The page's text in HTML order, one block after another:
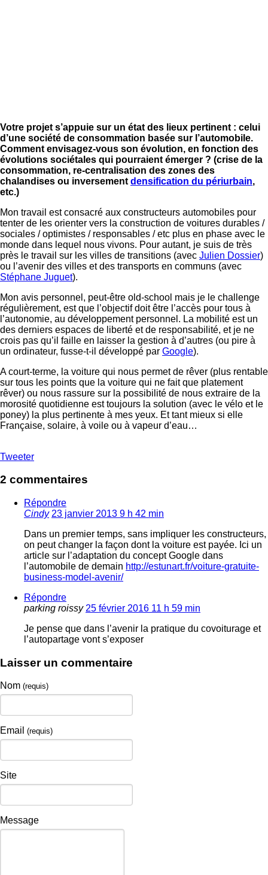
Votre projet s’appuie sur un état des lieux pertinent : celui
d’une société de consommation basée sur l’automobile.
Comment envisagez-vous son évolution, en fonction des
évolutions sociétales qui pourraient émerger ? (crise de la
consommation, re-centralisation des zones des
chalandises ou inversement densification du périurbain,
etc.)
Mon travail est consacré aux constructeurs automobiles pour
tenter de les orienter vers la construction de voitures durables /
sociales / optimistes / responsables / etc plus en phase avec le
monde dans lequel nous vivons. Pour autant, je suis de très
près le travail sur les villes de transitions (avec Julien Dossier)
ou l’avenir des villes et des transports en communs (avec
Stéphane Juguet).
Mon avis personnel, peut-être old-school mais je le challenge
régulièrement, est que l’objectif doit être l’accès pour tous à
l’autonomie, au développement personnel. La mobilité est un
des derniers espaces de liberté et de responsabilité, et je ne
crois pas qu’il faille en laisser la gestion à d’autres (ou pire à
un ordinateur, fusse-t-il développé par Google).
A court-terme, la voiture qui nous permet de rêver (plus rentable
sur tous les points que la voiture qui ne fait que platement
rêver) ou nous rassure sur la possibilité de nous extraire de la
morosité quotidienne est toujours la solution (avec le vélo et le
poney) la plus pertinente à mes yeux. Et tant mieux si elle
Française, solaire, à voile ou à vapeur d’eau…
Tweeter
2 commentaires
Répondre
Cindy 23 janvier 2013 9 h 42 min
Dans un premier temps, sans impliquer les constructeurs,
on peut changer la façon dont la voiture est payée. Ici un
article sur l’adaptation du concept Google dans
l’automobile de demain http://estunart.fr/voiture-gratuite-
business-model-avenir/
Répondre
parking roissy 25 février 2016 11 h 59 min
Je pense que dans l’avenir la pratique du covoiturage et
l’autopartage vont s’exposer
Laisser un commentaire
Nom (requis)
Email (requis)
Site
Message